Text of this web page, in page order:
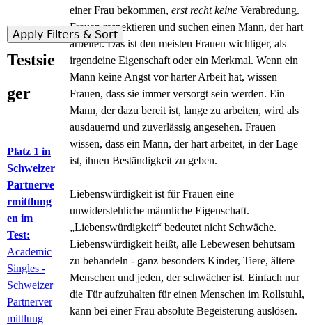
einer Frau bekommen, erst recht keineVerabredung.
Frauen respektieren und suchen einen Mann, der hart
arbeitet. Das ist den meisten Frauen wichtiger, als
irgendeine Eigenschaft oder ein Merkmal. Wenn ein
Mann keine Angst vor harter Arbeit hat, wissen
Frauen, dass sie immer versorgt sein werden. Ein
Mann, der dazu bereit ist, lange zu arbeiten, wird als
ausdauernd und zuverlässig angesehen. Frauen
wissen, dass ein Mann, der hart arbeitet, in der Lage
ist, ihnen Beständigkeit zu geben.
Liebenswürdigkeit ist für Frauen eine
unwiderstehliche männliche Eigenschaft.
„Liebenswürdigkeit“ bedeutet nicht Schwäche.
Liebenswürdigkeit heißt, alle Lebewesen behutsam
zu behandeln - ganz besonders Kinder, Tiere, ältere
Menschen und jeden, der schwächer ist. Einfach nur
die Tür aufzuhalten für einen Menschen im Rollstuhl,
kann bei einer Frau absolute Begeisterung auslösen.
Testsie
ger
Platz 1 in
Schweizer
Partnerve
rmittlung
en im
Test:
Academic
Singles -
Schweizer
Partnerver
mittlung